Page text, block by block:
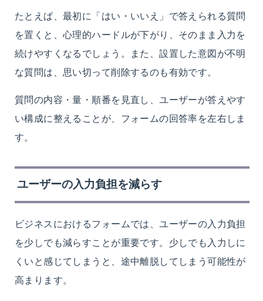
たとえば、最初に「はい・いいえ」で答えられる質問
を置くと、心理的ハードルが下がり、そのまま入力を
続けやすくなるでしょう。また、設置した意図が不明
な質問は、思い切って削除するのも有効です。
質問の内容・量・順番を見直し、ユーザーが答えやす
い構成に整えることが、フォームの回答率を左右しま
す。
ユーザーの入力負担を減らす
ビジネスにおけるフォームでは、ユーザーの入力負担
を少しでも減らすことが重要です。少しでも入力しに
くいと感じてしまうと、途中離脱してしまう可能性が
高まります。